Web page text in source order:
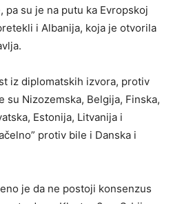
pa su je na putu ka Evropskoj
i Albanija, koja je otvorila
iz diplomatskih izvora, protiv
su Nizozemska, Belgija, Finska,
Estonija, Litvanija i
protiv bile i Danska i
je da ne postoji konsenzus